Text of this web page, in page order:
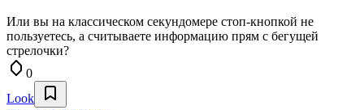
Или вы на классическом секундомере стоп-кнопкой не
пользуетесь, а считываете информацию прям с бегущей
стрелочки?
0
Look